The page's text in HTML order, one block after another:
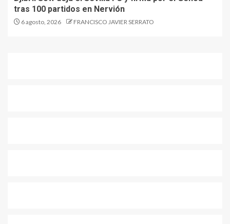
tras 100 partidos en Nervión
6 agosto, 2026 FRANCISCO JAVIER SERRATO